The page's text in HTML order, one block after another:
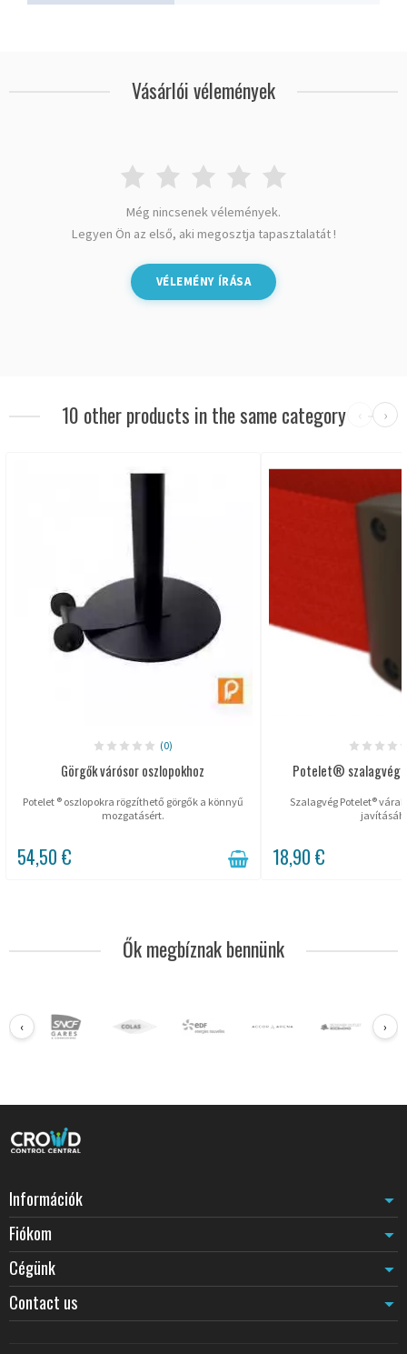
Vásárlói vélemények
Még nincsenek vélemények.
Legyen Ön az első, aki megosztja tapasztalatát !
VÉLEMÉNY ÍRÁSA
10 other products in the same category ‹ ›
(0)
Görgők várósor oszlopokhoz
Potelet ® oszlopokra rögzíthető görgők a könnyű
mozgatásért.
54,50 €
Potelet® szalagvég
Szalagvég Potelet®
18,90 €
Ők megbíznak bennünk
‹ ›
Információk
Fiókom
Cégünk
Contact us